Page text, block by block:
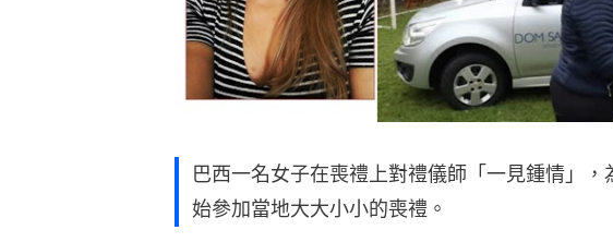
巴西一名女子在喪禮上對禮儀師「一見鍾情」，
始參加當地大大小小的喪禮。